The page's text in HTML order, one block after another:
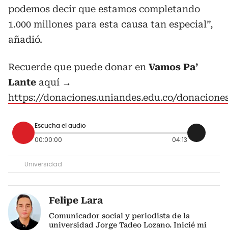
podemos decir que estamos completando
1.000 millones para esta causa tan especial”,
añadió.
Recuerde que puede donar en Vamos Pa’
Lante aquí →
https://donaciones.uniandes.edu.co/
Escucha el audio
00:00:00 04:13
Universidad
Felipe Lara
Comunicador social y periodista de la
universidad Jorge Tadeo Lozano. Inicié mi